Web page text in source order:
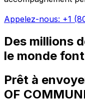
Appelez-nous: +1
Des millions
le monde
Prêt à
OF